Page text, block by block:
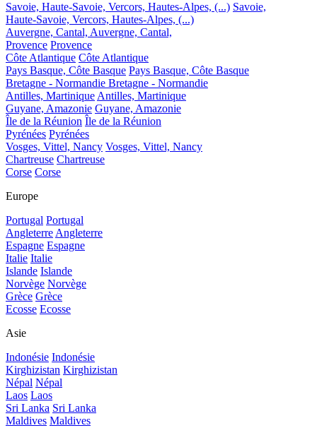
Savoie, Haute-Savoie, Vercors, Hautes-Alpes, (...) Savoie,
Haute-Savoie, Vercors, Hautes-Alpes, (...)
Auvergne, Cantal, Auvergne, Cantal,
Provence Provence
Côte Atlantique Côte Atlantique
Pays Basque, Côte Basque Pays Basque, Côte Basque
Bretagne - Normandie Bretagne - Normandie
Antilles, MartiniqueAntilles, Martinique
Guyane, Amazonie Guyane, Amazonie
Île de la Réunion Île de la Réunion
Pyrénées Pyrénées
Vosges, Vittel, Nancy Vosges, Vittel, Nancy
Chartreuse Chartreuse
Corse Corse
Europe
Portugal Portugal
AngleterreAngleterre
Espagne Espagne
Italie Italie
Islande Islande
Norvège Norvège
Grèce Grèce
Ecosse Ecosse
Asie
Indonésie Indonésie
Kirghizistan Kirghizistan
Népal Népal
Laos Laos
Sri Lanka Sri Lanka
Maldives Maldives